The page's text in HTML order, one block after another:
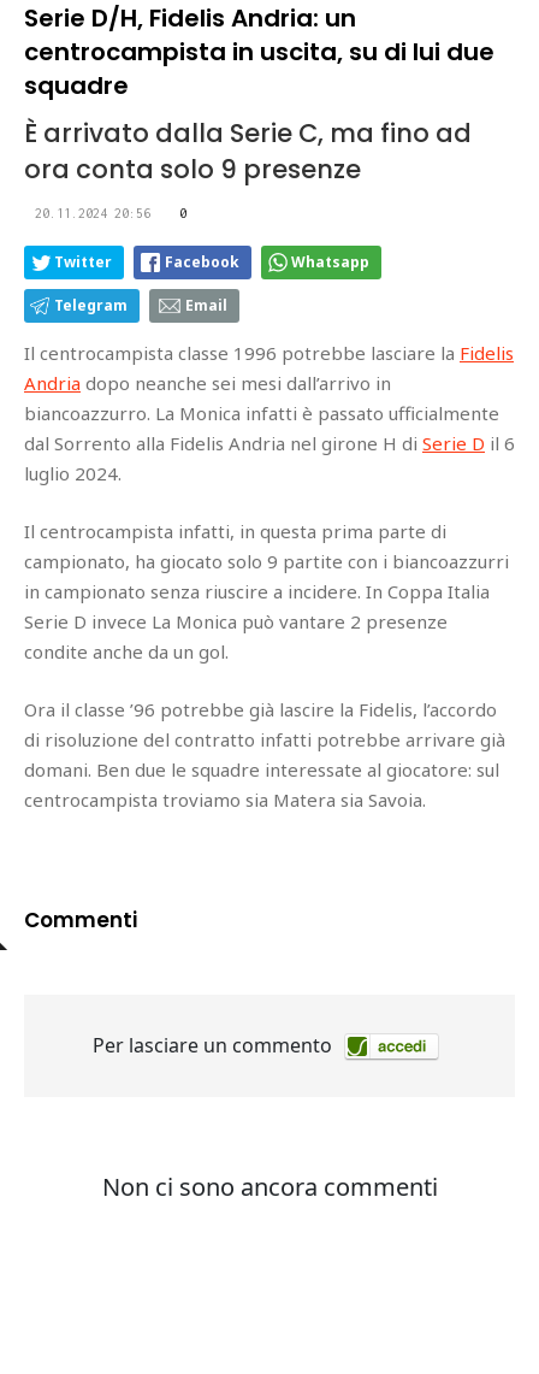
Serie D/H, Fidelis Andria: un
centrocampista in uscita, su di lui due
squadre
È arrivato dalla Serie C, ma fino ad
ora conta solo 9 presenze
20.11.2024 20:56 0
Twitter Facebook Whatsapp
Telegram Email
Il centrocampista classe 1996 potrebbe lasciare la Fidelis
Andria dopo neanche sei mesi dall’arrivo in
biancoazzurro. La Monica infatti è passato ufficialmente
dal Sorrento alla Fidelis Andria nel girone H di Serie D il 6
luglio 2024.
Il centrocampista infatti, in questa prima parte di
campionato, ha giocato solo 9 partite con i biancoazzurri
in campionato senza riuscire a incidere. In Coppa Italia
Serie D invece La Monica può vantare 2 presenze
condite anche da un gol.
Ora il classe ’96 potrebbe già lascire la Fidelis, l’accordo
di risoluzione del contratto infatti potrebbe arrivare già
domani. Ben due le squadre interessate al giocatore: sul
centrocampista troviamo sia Matera sia Savoia.
Commenti